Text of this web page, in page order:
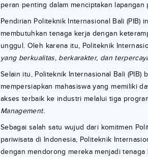
peran penting dalam menciptakan lapangan
Pendirian Politeknik Internasional Bali
membutuhkan tenaga kerja dengan
unggul. Oleh karena itu, Politeknik
yang berkualitas, berkarakter, dan
Selain itu, Politeknik Internasional Bali
mempersiapkan mahasiswa yang memiliki
akses terbaik ke industri melalui tiga
Management.
Sebagai salah satu wujud dari komitmen
pariwisata di Indonesia, Politeknik
dengan mendorong mereka menjadi